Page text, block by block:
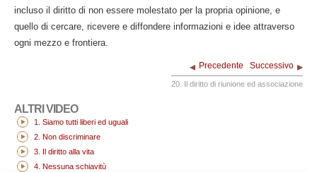
incluso il diritto di non essere molestato per la propria opinione, e
quello di cercare, ricevere e diffondere informazioni e idee attraverso
ogni mezzo e frontiera.
Precedente Successivo
20. Il diritto di riunione ed associazione
ALTRI VIDEO
1. Siamo tutti liberi ed uguali
2. Non discriminare
3. Il diritto alla vita
4. Nessuna schiavitù